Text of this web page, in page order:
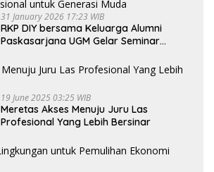
31 January 2026 17:23 WIB
RKP DIY bersama Keluarga Alumni
Paskasarjana UGM Gelar Seminar
19 June 2025 03:25 WIB
Meretas Akses Menuju Juru Las
Profesional Yang Lebih Bersinar